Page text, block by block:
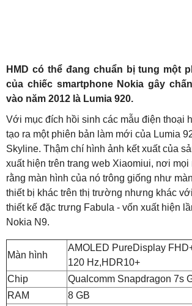
HMD có thể đang chuẩn bị tung một
của chiếc smartphone Nokia gây
vào năm 2012 là Lumia 920.
Với mục đích hồi sinh các mẫu điện thoại
tạo ra một phiên bản làm mới của Lumia
Skyline. Thậm chí hình ảnh kết xuất của
xuất hiện trên trang web Xiaomiui, nơi
rằng màn hình của nó trông giống như
thiết bị khác trên thị trường nhưng khác
thiết kế đặc trưng Fabula - vốn xuất hiện
Nokia N9.
Màn hình
AMOLED PureDisplay
120 Hz,HDR10+
Chip
Qualcomm Snapdragon 7s
RAM
8 GB